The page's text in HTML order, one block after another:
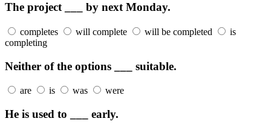
The project ___ by next Monday.
completes will complete will be completed
is
completing
Neither of the options ___ suitable.
are is was were
He is used to ___ early.